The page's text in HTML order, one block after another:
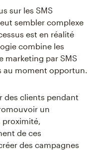
sur les SMS
sembler complexe
est en réalité
combine les
marketing par SMS
au moment opportun.
des clients pendant
un
proximité,
de ces
des campagnes